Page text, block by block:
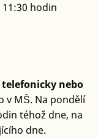
hodin
telefonicky nebo
v MŠ. Na pondělí
téhož dne, na
dne.